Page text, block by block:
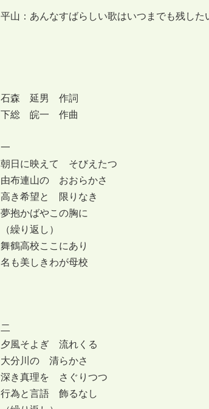
平山：あんなすばらしい歌はいつまでも残した
石森 延男 作詞
下総 皖一 作曲
一
朝日に映えて そびえたつ
由布連山の おおらかさ
高き希望と 限りなき
夢抱かばやこの胸に
（繰り返し）
舞鶴高校ここにあり
名も美しきわが母校
二
夕風そよぎ 流れくる
大分川の 清らかさ
深き真理を さぐりつつ
行為と言語 飾るなし